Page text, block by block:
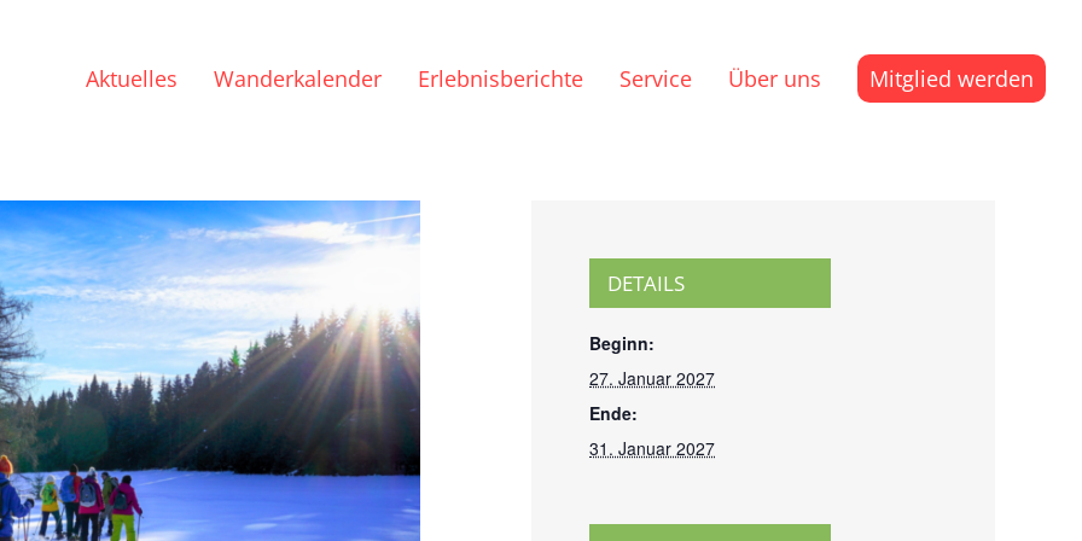
Aktuelles Wanderkalender Erlebnisberichte Service Über uns Mitglied werden
DETAILS
Beginn:
27. Januar 2027
Ende:
31. Januar 2027